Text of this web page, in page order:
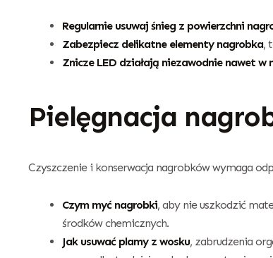
Regularnie usuwaj śnieg z powierzchni
Zabezpiecz delikatne elementy nagrobka,
Znicze LED działają niezawodnie nawet w
Pielęgnacja
Czyszczenie i konserwacja nagrobków wymaga
Czym myć nagrobki, aby nie uszkodzić
środków chemicznych.
Jak usuwać plamy z wosku, zabrudzenia